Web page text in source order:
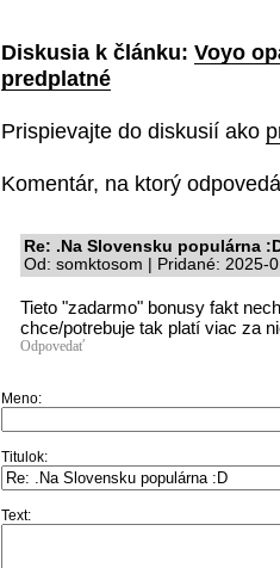
Diskusia k článku: Voyo
predplatné
Prispievajte do diskusií ako
Komentár, na ktorý
Re: .Na Slovensku populárna
Od: somktosom | Pridané: 2025-
Tieto "zadarmo" bonusy fakt
chce/potrebuje tak platí viac za
Odpovedať
Meno:
Titulok:
Text: